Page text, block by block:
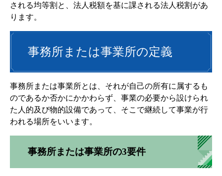
される均等割と、法人税額を基に課される法人税割があ
ります。
事務所または事業所の定義
事務所または事業所とは、それが自己の所有に属するも
のであるか否かにかかわらず、事業の必要から設けられ
た人的及び物的設備であって、そこで継続して事業が行
われる場所をいいます。
事務所または事業所の3要件